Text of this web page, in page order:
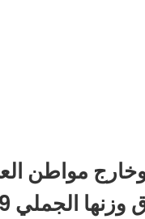
مواطن
الجملي 19 طن محددة ب: